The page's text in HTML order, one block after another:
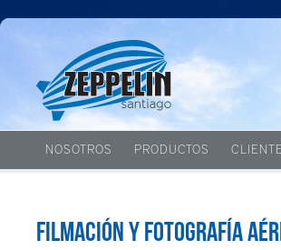
NOSOTROS PRODUCTOS
Filmación y fotografía